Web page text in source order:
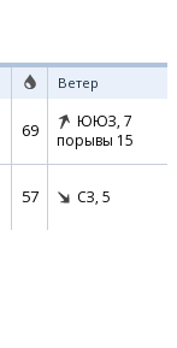
Ветер
69 ЮЮЗ, 7
порывы 15
57 СЗ, 5